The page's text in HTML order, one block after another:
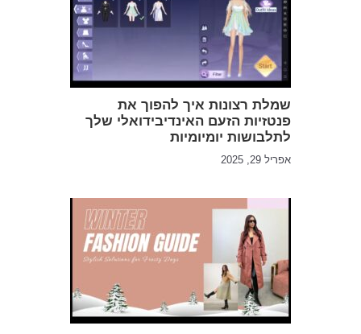
שמלת רצונות איך להפוך את
פנטזיות הזעם האינדיבידואלי שלך
לתלבושות יומיומיות
אפריל 29, 2025